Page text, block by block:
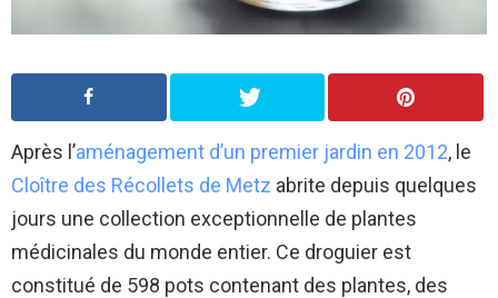
Après l’aménagement d’un premier jardin en 2012, le
Cloître des Récollets de Metz abrite depuis quelques
jours une collection exceptionnelle de plantes
médicinales du monde entier. Ce droguier est
constitué de 598 pots contenant des plantes, des